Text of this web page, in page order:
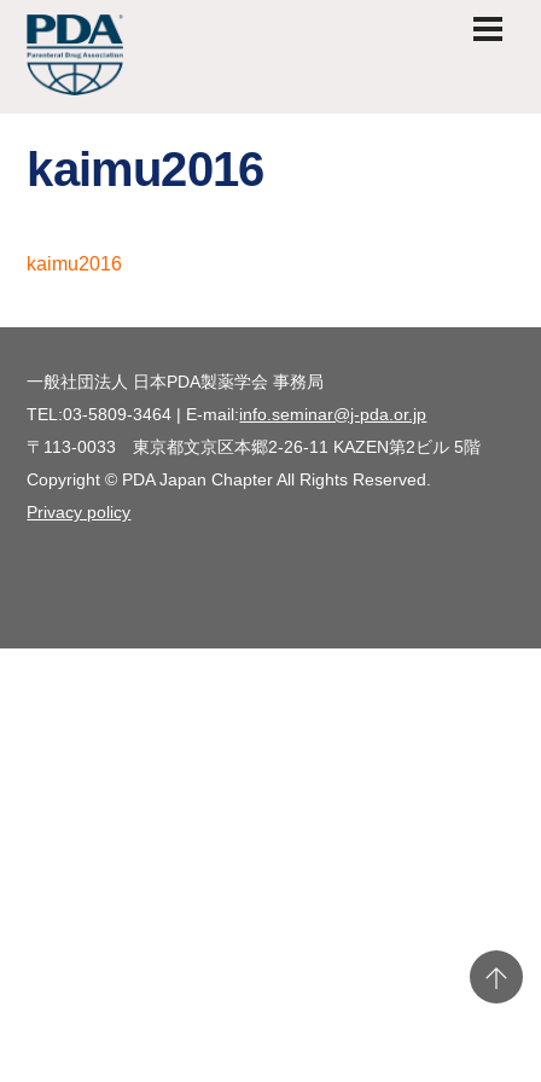
Skip
content
kaimu2016
kaimu2016
一般社団法人 日本PDA製薬学会 事務局
TEL:03-5809-3464 | E-mail:info.seminar@j-pda.or.jp
〒113-0033 東京都文京区本郷2-26-11 KAZEN第2ビル 5階
Copyright © PDA Japan Chapter All Rights Reserved.
Privacy policy